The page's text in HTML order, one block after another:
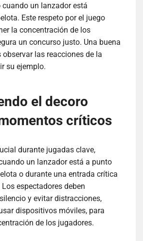
un lanzador está
Este respeto por el juego
la concentración de los
un concurso justo. Una buena
observar las reacciones de la
su ejemplo.
el decoro
críticos
durante jugadas clave,
un lanzador está a punto
o durante una entrada crítica
espectadores deben
y evitar distracciones,
dispositivos móviles, para
de los jugadores.